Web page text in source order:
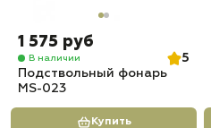
1 575 руб
В наличии
5
Подствольный фонарь
MS-023
Купить